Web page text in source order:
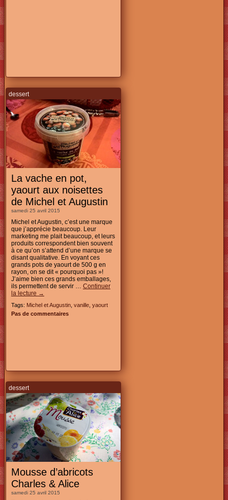
dessert
La vache en pot,
yaourt aux noisettes
de Michel et Augustin
samedi 25 avril 2015
Michel et Augustin, c’est une marque
que j’apprécie beaucoup. Leur
marketing me plait beaucoup, et leurs
produits correspondent bien souvent
à ce qu’on s’attend d’une marque se
disant qualitative. En voyant ces
grands pots de yaourt de 500 g en
rayon, on se dit « pourquoi pas »!
J’aime bien ces grands emballages,
ils permettent de servir … Continuer
la lecture →
Tags: Michel et Augustin, vanille, yaourt
Pas de commentaires
dessert
Mousse d’abricots
Charles & Alice
samedi 25 avril 2015